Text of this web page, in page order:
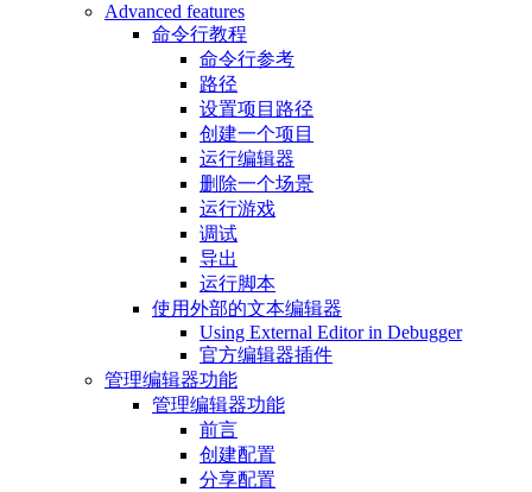
Advanced features
命令行教程
命令行参考
路径
设置项目路径
创建一个项目
运行编辑器
删除一个场景
运行游戏
调试
导出
运行脚本
使用外部的文本编辑器
Using External Editor in Debugger
官方编辑器插件
管理编辑器功能
管理编辑器功能
前言
创建配置
分享配置